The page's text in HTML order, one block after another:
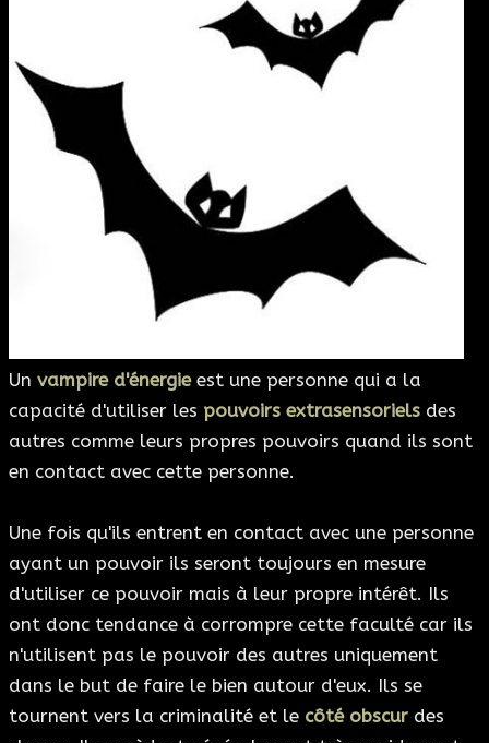
A PROPOS
Un vampire d'énergieest une personne qui a la
capacité d'utiliser les pouvoirs extrasensoriels des
autres comme leurs propres pouvoirs quand ils sont
en contact avec cette personne.
Une fois qu'ils entrent en contact avec une personne
ayant un pouvoir ils seront toujours en mesure
d'utiliser ce pouvoir mais à leur propre intérêt. Ils
ont donc tendance à corrompre cette faculté car ils
n'utilisent pas le pouvoir des autres uniquement
dans le but de faire le bien autour d'eux. Ils se
tournent vers la criminalité et le côté obscur des